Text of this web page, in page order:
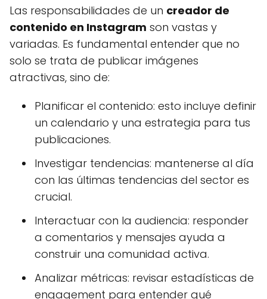
Las responsabilidades de un creador de
contenido en Instagram son vastas y
variadas. Es fundamental entender que no
solo se trata de publicar imágenes
atractivas, sino de:
Planificar el contenido: esto incluye definir
un calendario y una estrategia para tus
publicaciones.
Investigar tendencias: mantenerse al día
con las últimas tendencias del sector es
crucial.
Interactuar con la audiencia: responder
a comentarios y mensajes ayuda a
construir una comunidad activa.
Analizar métricas: revisar estadísticas de
engagement para entender qué